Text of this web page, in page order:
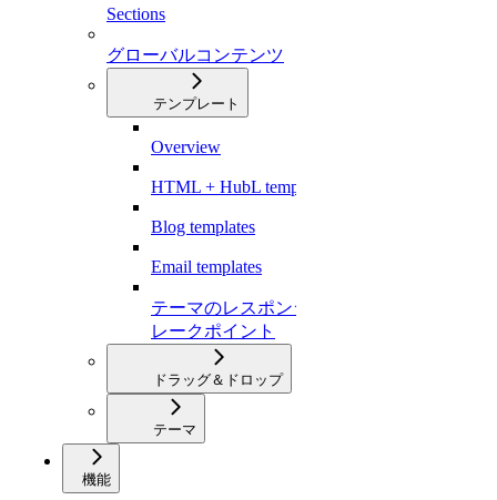
Sections
グローバルコンテンツ
テンプレート
Overview
HTML + HubL templates
Blog templates
Email templates
テーマのレスポンシブブ
レークポイント
ドラッグ＆ドロップ
テーマ
機能